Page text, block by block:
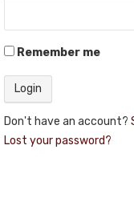
Remember me
Don't have an account?
Lost your password?